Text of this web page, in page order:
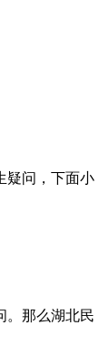
疑问，下面小
。那么湖北民